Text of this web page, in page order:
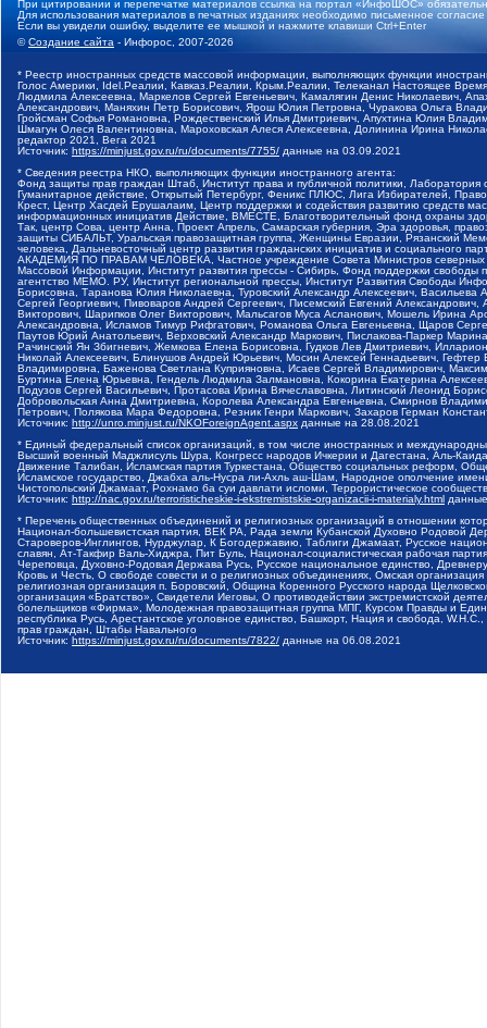
При цитировании и перепечатке материалов ссылка на портал «ИнфоШОС»
Для использования материалов в печатных изданиях необходимо письменное
Если вы увидели ошибку, выделите ее мышкой и нажмите клавиши Ctrl+Enter
©Создание сайта - Инфорос, 2007-2026
* Реестр иностранных средств массовой информации, выполняющих функции
Голос Америки, Idel.Реалии, Кавказ.Реалии, Крым.Реалии, Телеканал Настоящее
Людмила Алексеевна, Маркелов Сергей Евгеньевич, Камалягин Денис Николаевич,
Александрович, Маняхин Петр Борисович, Ярош Юлия Петровна, Чуракова Ольга
Гройсман Софья Романовна, Рождественский Илья Дмитриевич, Апухтина Юлия
Шмагун Олеся Валентиновна, Мароховская Алеся Алексеевна, Долинина Ирина
редактор 2021, Вега 2021
Источник: https://minjust.gov.ru/ru/documents/7755/ данные на 03.09.2021
* Сведения реестра НКО, выполняющих функции иностранного агента:
Фонд защиты прав граждан Штаб, Институт права и публичной политики,
Гуманитарное действие, Открытый Петербург, Феникс ПЛЮС, Лига Избирателей,
Крест, Центр Хасдей Ерушалаим, Центр поддержки и содействия развитию средств
информационных инициатив Действие, ВМЕСТЕ, Благотворительный фонд охраны
Так, центр Сова, центр Анна, Проект Апрель, Самарская губерния, Эра здоровья,
защиты СИБАЛЬТ, Уральская правозащитная группа, Женщины Евразии, Рязанский
человека, Дальневосточный центр развития гражданских инициатив и социального
АКАДЕМИЯ ПО ПРАВАМ ЧЕЛОВЕКА, Частное учреждение Совета Министров северных
Массовой Информации, Институт развития прессы - Сибирь, Фонд поддержки
агентство МЕМО. РУ, Институт региональной прессы, Институт Развития Свободы
Борисовна, Таранова Юлия Николаевна, Туровский Александр Алексеевич,
Сергей Георгиевич, Пивоваров Андрей Сергеевич, Писемский Евгений
Викторович, Шарипков Олег Викторович, Мальсагов Муса Асланович, Мошель Ирина
Александровна, Исламов Тимур Рифгатович, Романова Ольга Евгеньевна, Щаров
Паутов Юрий Анатольевич, Верховский Александр Маркович, Пислакова-Паркер
Рачинский Ян Збигневич, Жемкова Елена Борисовна, Гудков Лев Дмитриевич,
Николай Алексеевич, Блинушов Андрей Юрьевич, Мосин Алексей Геннадьевич,
Владимировна, Баженова Светлана Куприяновна, Исаев Сергей Владимирович,
Буртина Елена Юрьевна, Гендель Людмила Залмановна, Кокорина Екатерина
Подузов Сергей Васильевич, Протасова Ирина Вячеславовна, Литинский Леонид
Добровольская Анна Дмитриевна, Королева Александра Евгеньевна, Смирнов
Петрович, Полякова Мара Федоровна, Резник Генри Маркович, Захаров Герман
Источник: http://unro.minjust.ru/NKOForeignAgent.aspx данные на 28.08.2021
* Единый федеральный список организаций, в том числе иностранных и
Высший военный Маджлисуль Шура, Конгресс народов Ичкерии и Дагестана, Аль-
Движение Талибан, Исламская партия Туркестана, Общество социальных реформ,
Исламское государство, Джабха аль-Нусра ли-Ахль аш-Шам, Народное ополчение
Чистопольский Джамаат, Рохнамо ба суи давлати исломи, Террористическое
Источник: http://nac.gov.ru/terroristicheskie-i-ekstremistskie-organizacii-i-materialy.html
* Перечень общественных объединений и религиозных организаций в отношении
Национал-большевистская партия, ВЕК РА, Рада земли Кубанской Духовно Родовой
Староверов-Инглингов, Нурджулар, К Богодержавию, Таблиги Джамаат, Русское
славян, Ат-Такфир Валь-Хиджра, Пит Буль, Национал-социалистическая рабочая
Череповца, Духовно-Родовая Держава Русь, Русское национальное единство,
Кровь и Честь, О свободе совести и о религиозных объединениях, Омская
религиозная организация п. Боровский, Община Коренного Русского народа
организация «Братство», Свидетели Иеговы, О противодействии экстремистской
болельщиков «Фирма», Молодежная правозащитная группа МПГ, Курсом Правды и
республика Русь, Арестантское уголовное единство, Башкорт, Нация и свобода,
прав граждан, Штабы Навального
Источник: https://minjust.gov.ru/ru/documents/7822/ данные на 06.08.2021